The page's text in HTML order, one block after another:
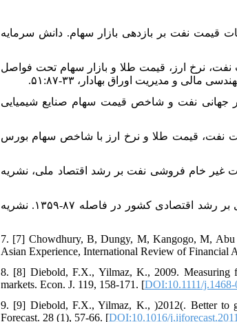
(۱۳۹۷). بررسی سرریز نوسانات قیمت نفت بر بازدهی بازار سهام. دانش سرمایه
سرریز نوسانات بین قیمت نفت، نرخ ارز، قیمت طلا و بازار سهام تحت فواصل
سرایت پذیری نوسانات بازار جهانی نفت و شاخص قیمت سهام صنایع شیمیایی
ارتباط‌های پویا بین قیمت نفت، قیمت طلا و نرخ ارز با شاخص سهام بورس
ارزیابی و تحلیل تأثیرات غیر خام فروشی نفت بر رشد اقتصاد ملی، نشریه
۶. [۶] ورهامی، ویدا. (۱۳۸۹). بررسی آثار مستقیم و غیرمستقیم مصرف انرژی بر رشد اقتصادی کشور در فاصله ۸۷-۱۳۵۹. نشریه
7. [7] Chowdhury, B, Dungy, M, Kangogo, M,
Asian Experience, International Review of Financial
8. [8] Diebold, F.X., Yilmaz, K., 2009. Measuring
markets. Econ. J. 119, 158-171. [DOI:10.1111/
9. [9] Diebold, F.X., Yilmaz, K., )2012(. Better to
Forecast. 28 (1), 57-66. [DOI:10.1016/